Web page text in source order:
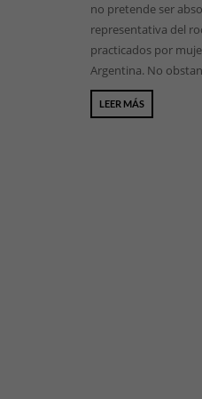
no pretende ser
representativa del
practicados por
Argentina. No
LEER MÁS